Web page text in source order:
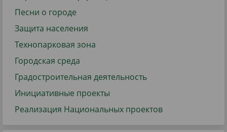
Песни о городе
Защита населения
Технопарковая зона
Городская среда
Градостроительная деятельность
Инициативные проекты
Реализация Национальных проектов